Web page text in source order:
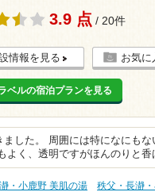
3.9 点 / 20件
情報を見る お気に
ベルの宿泊プランを見る
した。 周囲には特になにも
よく、透明ですがほんのりと
・小鹿野 美肌の湯
秩父・長瀞